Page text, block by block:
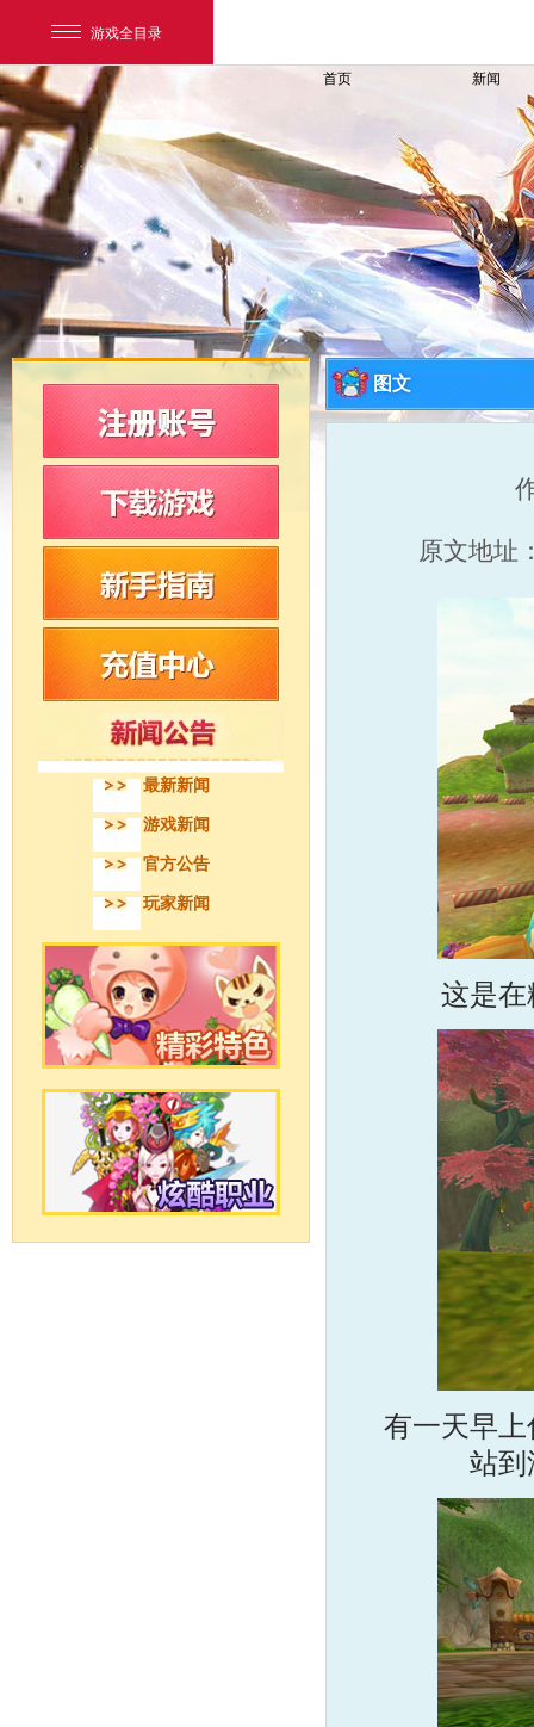
游戏全目录
网易游戏
游戏爱好者
我的足迹： 新飞飞
首页 新闻
最新新闻
游戏新闻
官方公告
玩家新闻
图文
原文地址
这是
有一天早
站到